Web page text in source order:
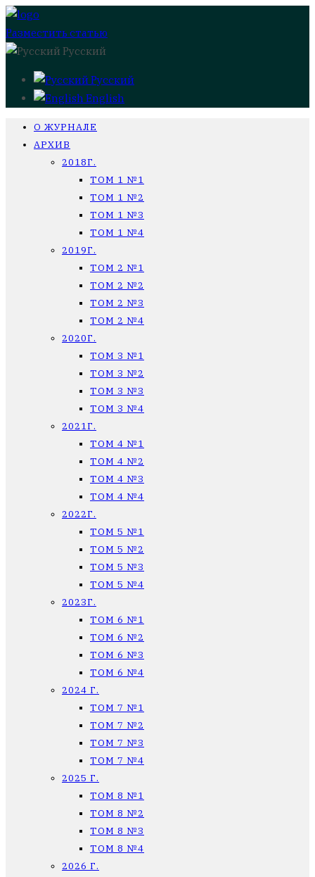
Разместить статью
Русский
Русский
English
О ЖУРНАЛЕ
АРХИВ
2018Г.
ТОМ 1 №1
ТОМ 1 №2
ТОМ 1 №3
ТОМ 1 №4
2019Г.
ТОМ 2 №1
ТОМ 2 №2
ТОМ 2 №3
ТОМ 2 №4
2020Г.
ТОМ 3 №1
ТОМ 3 №2
ТОМ 3 №3
ТОМ 3 №4
2021Г.
ТОМ 4 №1
ТОМ 4 №2
ТОМ 4 №3
ТОМ 4 №4
2022Г.
ТОМ 5 №1
ТОМ 5 №2
ТОМ 5 №3
ТОМ 5 №4
2023Г.
ТОМ 6 №1
ТОМ 6 №2
ТОМ 6 №3
ТОМ 6 №4
2024 Г.
ТОМ 7 №1
ТОМ 7 №2
ТОМ 7 №3
ТОМ 7 №4
2025 Г.
ТОМ 8 №1
ТОМ 8 №2
ТОМ 8 №3
ТОМ 8 №4
2026 Г.